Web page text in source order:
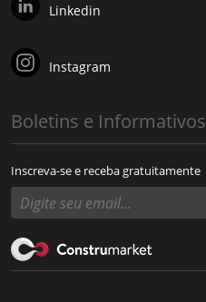
Linkedin
Instagram
Boletins e Informativos
Inscreva-se e receba gratuitamente